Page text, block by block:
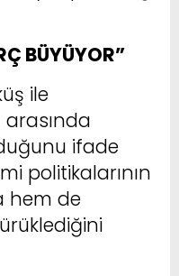
BÜYÜYOR”
ile
ifade
politikalarının
hem de